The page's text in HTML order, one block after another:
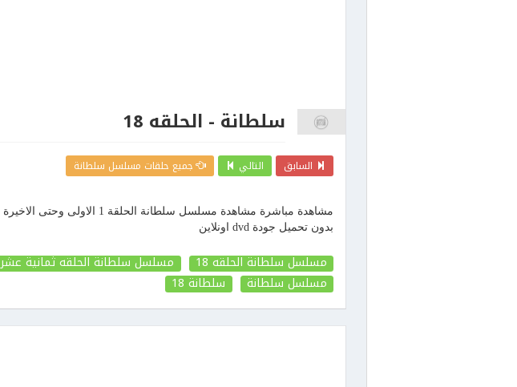
سلطانة - الحلقه 18
السابق التالي جميع حلقات مسلسل سلطانة
بدون تحميل جودة dvd اونلاين
مسلسل سلطانة الحلقه 18 مسلسل سلطانة الحلقه ثمانية عشر
مسلسل سلطانة
سلطانة 18